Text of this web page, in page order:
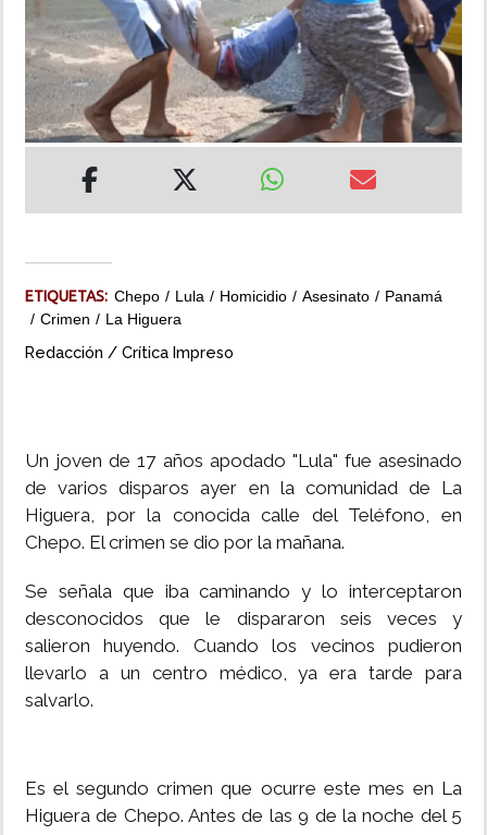
DEPORTES
MUNDO
IMPRESO
ETIQUETAS: Chepo Lula Homicidio Asesinato
Panamá
Crimen
La Higuera
Redacción / Crítica Impreso
Un joven de 17 años apodado "Lula" fue asesinado
de varios disparos ayer en la comunidad de La
Higuera, por la conocida calle del Teléfono, en
Chepo. El crimen se dio por la mañana.
Se señala que iba caminando y lo interceptaron
desconocidos que le dispararon seis veces y
salieron huyendo. Cuando los vecinos pudieron
llevarlo a un centro médico, ya era tarde para
salvarlo.
Es el segundo crimen que ocurre este mes en La
Higuera de Chepo. Antes de las 9 de la noche del 5